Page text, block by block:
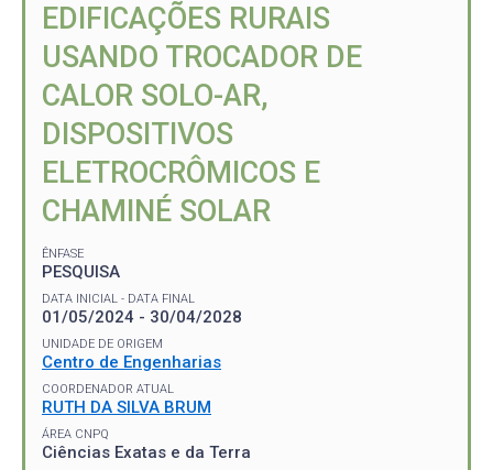
EDIFICAÇÕES RURAIS
USANDO TROCADOR DE
CALOR SOLO-AR,
DISPOSITIVOS
ELETROCRÔMICOS E
CHAMINÉ SOLAR
ÊNFASE
PESQUISA
DATA INICIAL - DATA FINAL
01/05/2024 - 30/04/2028
UNIDADE DE ORIGEM
Centro de Engenharias
COORDENADOR ATUAL
RUTH DA SILVA BRUM
ÁREA CNPQ
Ciências Exatas e da Terra